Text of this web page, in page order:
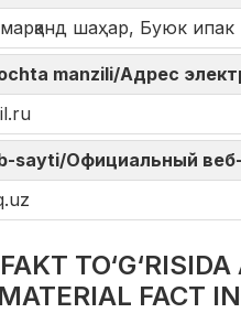
шаҳар, Буюк ипак
manzili/Адрес
sayti/Официальный
FACT